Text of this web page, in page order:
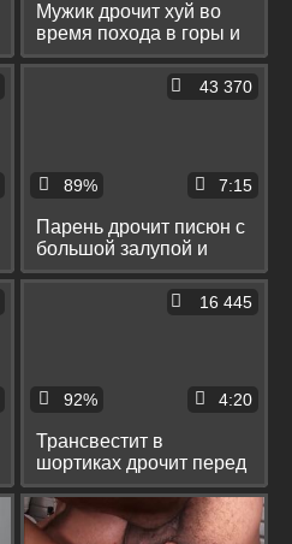
Мужик дрочит хуй во
время похода в горы и
кончает перед камерой
89%
43 370
7:15
Парень дрочит писюн с
большой залупой и
красиво кончает в
92%
16 445
4:20
Трансвестит в
шортиках дрочит перед
вебкой и кончает сам на
себя